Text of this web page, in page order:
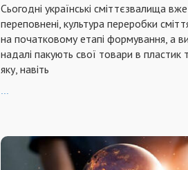
Сьогодні українські сміттєзвалища вже
переповнені, культура переробки
на початковому етапі формування, а
надалі пакують свої товари в пластик
яку, навіть